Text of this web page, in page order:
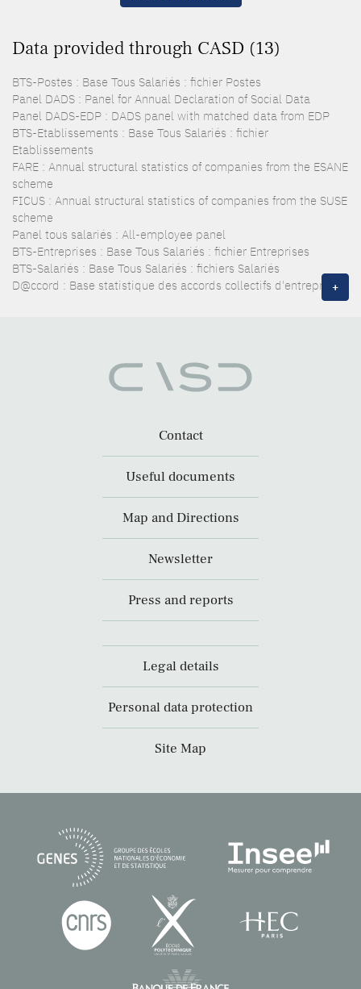
Data provided through CASD (13)
BTS-Postes : Base Tous Salariés : fichier Postes
Panel DADS : Panel for Annual Declaration of Social Data
Panel DADS-EDP : DADS panel with matched data from EDP
BTS-Etablissements : Base Tous Salariés : fichier
Etablissements
FARE : Annual structural statistics of companies from the ESANE
scheme
FICUS : Annual structural statistics of companies from the SUSE
scheme
Panel tous salariés : All-employee panel
BTS-Entreprises : Base Tous Salariés : fichier Entreprises
BTS-Salariés : Base Tous Salariés : fichiers Salariés
D@ccord : Base statistique des accords collectifs d'entreprise
+
Contact
Useful documents
Map and Directions
Newsletter
Press and reports
Legal details
Personal data protection
Site Map